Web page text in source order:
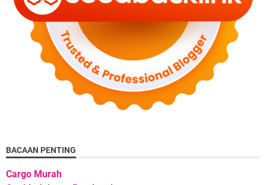
BACAAN PENTING
Cargo Murah